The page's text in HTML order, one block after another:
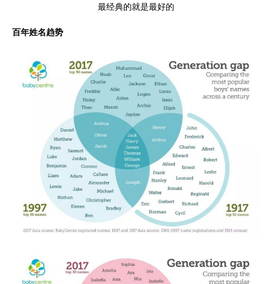
最经典的就是最好的
百年姓名趋势